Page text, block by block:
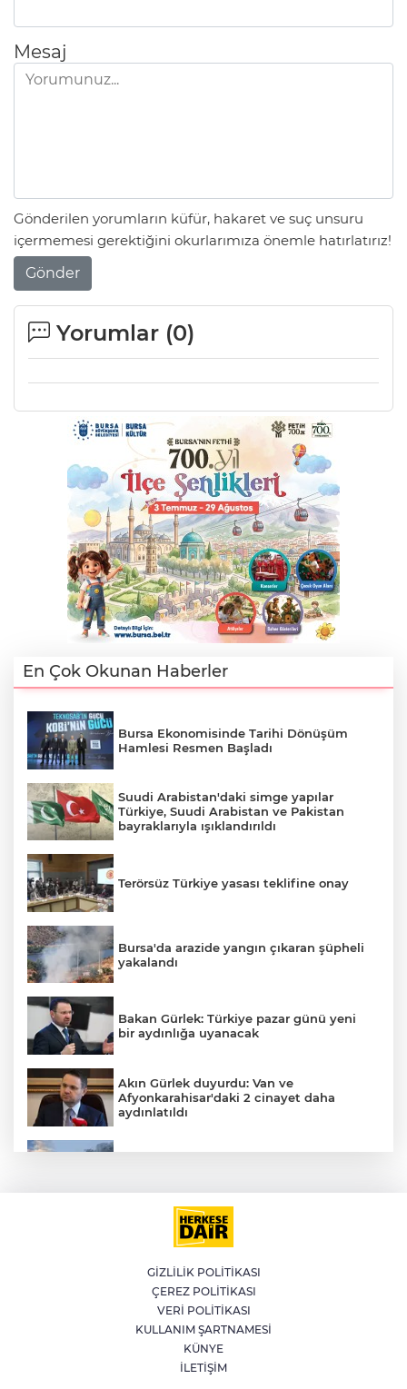
Mesaj
Gönderilen yorumların küfür, hakaret ve suç unsuru
içermemesi gerektiğini okurlarımıza önemle hatırlatırız!
Gönder
Yorumlar (0)
En Çok Okunan Haberler
Bursa Ekonomisinde Tarihi Dönüşüm
Hamlesi Resmen Başladı
Suudi Arabistan'daki simge yapılar
Türkiye, Suudi Arabistan ve Pakistan
bayraklarıyla ışıklandırıldı
Terörsüz Türkiye yasası teklifine onay
Bursa'da arazide yangın çıkaran şüpheli
yakalandı
Bakan Gürlek: Türkiye pazar günü yeni
bir aydınlığa uyanacak
Akın Gürlek duyurdu: Van ve
Afyonkarahisar'daki 2 cinayet daha
aydınlatıldı
İran'dan Müslümanlara kötü niyetli dış
güçlere karşı birleşme çağrısı
Kağıthane'de 104 kilogram uyuşturucu
ele geçirildi
GİZLİLİK POLİTİKASI
ÇEREZ POLİTİKASI
VERİ POLİTİKASI
KULLANIM ŞARTNAMESİ
KÜNYE
İLETİŞİM